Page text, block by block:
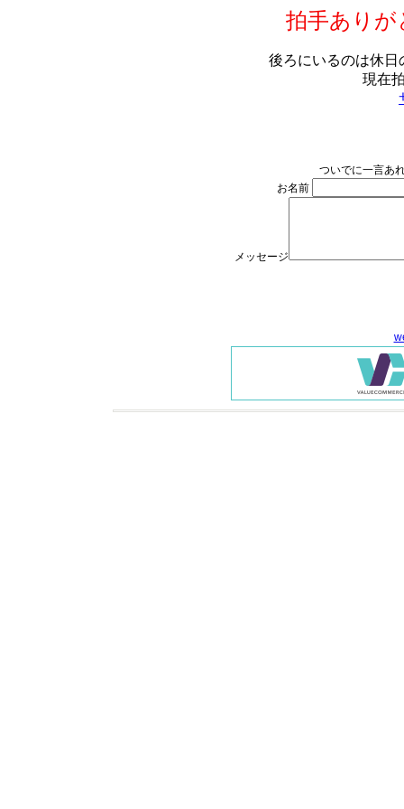
拍手あり
後ろにいるのは休日
現在
ついでに一言あ
お名前
メッセージ